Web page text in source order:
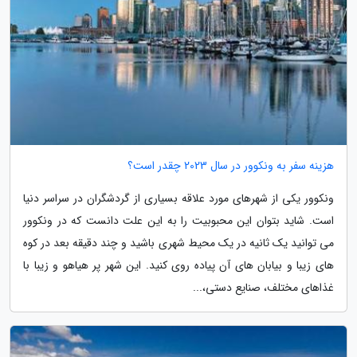
هزینه سفر به ونکوور در سال 2023 چقدر است؟
ونکوور یکی از شهرهای مورد علاقه بسیاری از گردشگران در سراسر دنیا
است. شاید بتوان این محبوبیت را به این علت دانست که در ونکوور
می توانید یک ثانیه در یک محیط شهری باشید و چند دقیقه بعد در کوه
های زیبا و بیابان های آن پیاده روی کنید. این شهر پر هیاهو و زیبا با
غذاهای مختلف، صنایع دستی،...